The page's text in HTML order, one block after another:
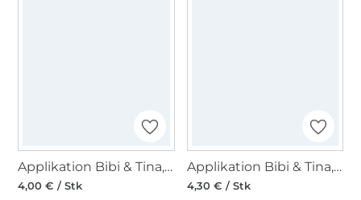
Applikation Bibi & Tina, Freundinnen
4,00 € / Stk
Applikation Bibi & Tina, Bibi
4,30 € / Stk